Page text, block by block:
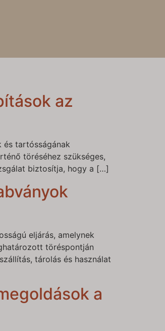
az
és tartósságának
töréséhez szükséges,
biztosítja, hogy a […]
eljárás, amelynek
töréspontján
tárolás és használat
a